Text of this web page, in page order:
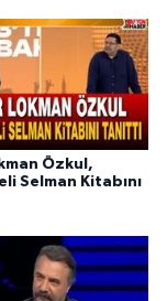
Özkul,
Selman Kitabını